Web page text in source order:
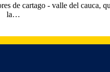
de cartago - valle del cauca,
la…